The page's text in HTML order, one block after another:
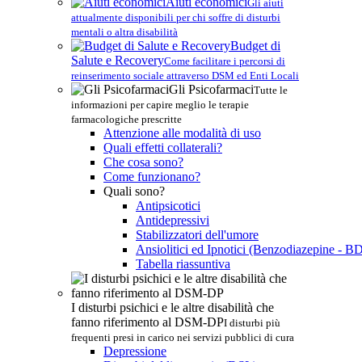
Gli aiuti
attualmente disponibili per chi soffre di disturbi
mentali o altra disabilità
Budget di
Salute e RecoveryCome facilitare i percorsi di
reinserimento sociale attraverso DSM ed Enti Locali
Gli PsicofarmaciTutte le
informazioni per capire meglio le terapie
farmacologiche prescritte
Attenzione alle modalità di uso
Quali effetti collaterali?
Che cosa sono?
Come funzionano?
Quali sono?
Antipsicotici
Antidepressivi
Stabilizzatori dell'umore
Ansiolitici ed Ipnotici (Benzodiazepine -
Tabella riassuntiva
I disturbi psichici e le altre disabilità che
fanno riferimento al DSM-DPI disturbi più
frequenti presi in carico nei servizi pubblici di cura
Depressione